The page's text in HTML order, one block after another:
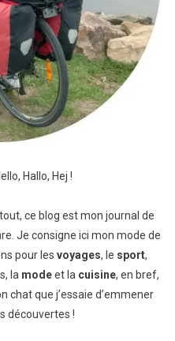
Hallo, Hej !
ce blog est mon journal de
Je consigne ici mon mode de
pour les voyages, le sport,
la modeet la cuisine, en bref,
chat que j’essaie d’emmener
découvertes !